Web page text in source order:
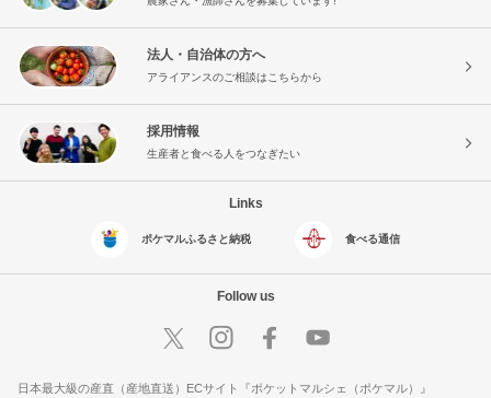
法人・自治体の方へ
アライアンスのご相談はこちらから
採用情報
生産者と食べる人をつなぎたい
Links
ポケマルふるさと納税 食べる通信
Follow us
日本最大級の産直（産地直送）ECサイト『ポケットマルシェ（ポケマル）』